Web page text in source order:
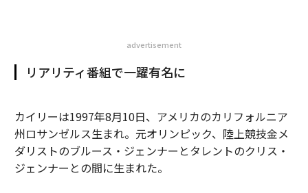
advertisement
リアリティ番組で一躍有名に
カイリーは1997年8月10日、アメリカのカリフォルニア
州ロサンゼルス生まれ。元オリンピック、陸上競技金メ
ダリストのブルース・ジェンナーとタレントのクリス・
ジェンナーとの間に生まれた。